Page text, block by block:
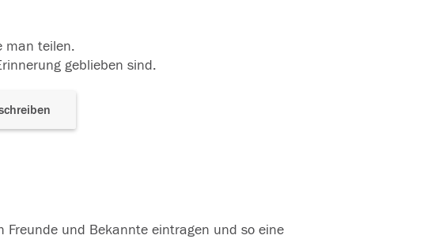
man teilen.
geblieben sind.
und Bekannte eintragen und so eine